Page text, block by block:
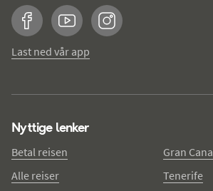
FacebookYouTubeInstagram
Last ned vår app
Nyttige lenker
Betal reisen
Alle reiser
Gran
Tenerife